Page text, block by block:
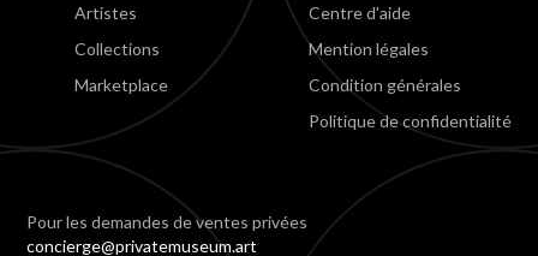
Artistes
Collections
Marketplace
Centre d'aide
Mention légales
Condition générales
Politique de confidentialité
Pour les demandes de ventes privées
concierge@privatemuseum.art